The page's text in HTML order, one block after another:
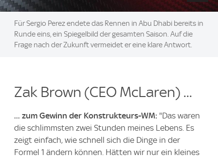
Für Sergio Perez endete das Rennen in Abu Dhabi bereits in
Runde eins, ein Spiegelbild der gesamten Saison. Auf die
Frage nach der Zukunft vermeidet er eine klare Antwort.
Zak Brown (CEO McLaren) ...
... zum Gewinn der Konstrukteurs-WM: "Das waren
die schlimmsten zwei Stunden meines Lebens. Es
zeigt einfach, wie schnell sich die Dinge in der
Formel 1 ändern können. Hätten wir nur ein kleines